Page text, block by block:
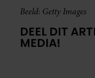
Beeld: Getty Images
DEEL DIT
MEDIA!